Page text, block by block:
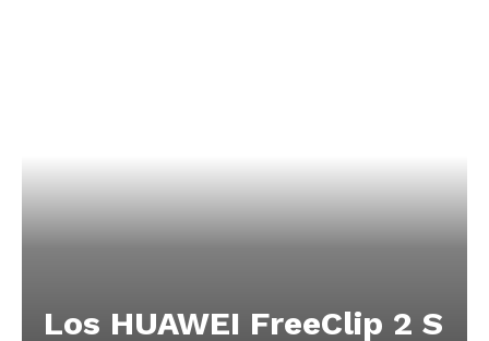
Los HUAWEI FreeClip 2 S